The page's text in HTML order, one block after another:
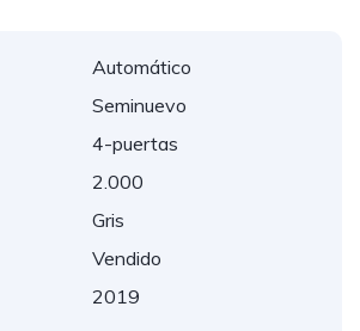
Automático
Seminuevo
4-puertas
2.000
Gris
Vendido
2019